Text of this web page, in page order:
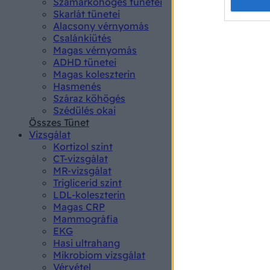
Skarlát tünetei
Alacsony vérnyomás
Csalánkiütés
Magas vérnyomás
ADHD tünetei
Magas koleszterin
Hasmenés
Száraz köhögés
Szédülés okai
Összes Tünet
Vizsgálat
Kortizol szint
CT-vizsgálat
MR-vizsgálat
Triglicerid szint
LDL-koleszterin
Magas CRP
Mammográfia
EKG
Hasi ultrahang
Mikrobiom vizsgálat
Vérvétel